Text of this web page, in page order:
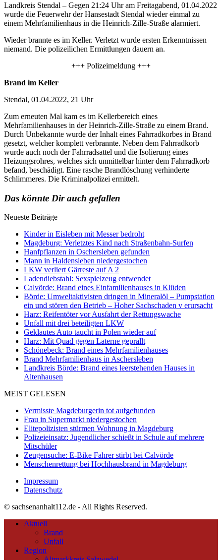
Landkreis Stendal – Gegen 21:24 Uhr am Freitagabend, 01.04.2022
wurde die Feuerwehr der Hansestadt Stendal wieder einmal zu
einem Mehrfamilienhaus in die Heinrich-Zille-Straße alarmiert.
Wieder brannte es im Keller. Verletzt wurde ersten Erkenntnissen
niemand. Die polizeilichen Ermittlungen dauern an.
+++ Polizeimeldung +++
Brand im Keller
Stendal, 01.04.2022, 21 Uhr
Zum erneuten Mal kam es im Kellerbereich eines
Mehrfamilienhauses in der Heinrich-Zille-Straße zu einem Brand.
Durch Unbekannte wurde der Inhalt eines Fahrradkorbes in Brand
gesetzt, welcher komplett verbrannte. Neben dem Fahrradkorb
wurde auch noch der Fahrradsattel und die Isolierung eines
Heizungsrohres, welches sich unmittelbar hinter dem Fahrradkorb
befand, beschädigt. Eine rasche Brandlöschung verhinderte
Schlimmeres. Die Kriminalpolizei ermittelt.
Das könnte Dir auch gefallen
Neueste Beiträge
Kinder in Eisleben mit Messer bedroht
Magdeburg: Verletztes Kind nach Straßenbahn-Surfen
Hanfpflanzen in Oschersleben gefunden
Mann in Haldensleben niedergestochen
LKW verliert Gärreste auf A 2
Ladendiebstahl: Sexspielzeug entwendet
Calvörde: Brand eines Einfamilienhauses in Klüden
Börde: Umweltaktivisten dringen in Mineralöl – Pumpstation
ein und stören den Betrieb – Hoher Sachschaden v erursacht
Harz: Reifentöter vor Ausfahrt der Rettungswache
Unfall mit drei beteiligten LKW
Geklautes Auto taucht in Polen wieder auf
Harz: Mit Quad gegen Laterne geprallt
Schönebeck: Brand eines Mehrfamilienhauses
Brand Mehrfamilienhaus in Aschersleben
Landkreis Börde: Brand eines leerstehenden Hauses in
Altenhausen
MEIST GELESEN
Vermisste Magdeburgerin tot aufgefunden
Frau in Supermarkt niedergestochen
Elitepolizisten stürmen Wohnung in Magdeburg
Polizeieinsatz: Jugendlicher schießt in Schule auf mehrere
Mitschüler
Zeugensuche: E-Bike Fahrer stirbt bei Calvörde
Menschenrettung bei Hochhausbrand in Magdeburg
Impressum
Datenschutz
© sachsenanhalt112.de - All Rights Reserved.
Aktuell
Brand
Unfall
Region